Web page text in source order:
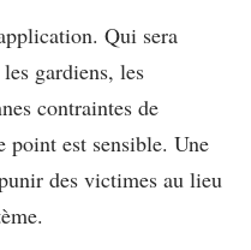
Qui sera
gardiens, les
contraintes de
point est sensible. Une
des victimes au lieu